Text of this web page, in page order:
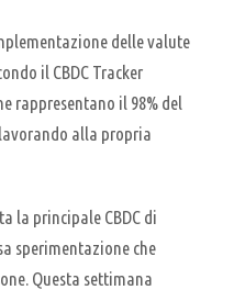
delle valute
il CBDC Tracker
rappresentano il 98% del
alla propria
la principale CBDC di
sperimentazione che
Questa settimana